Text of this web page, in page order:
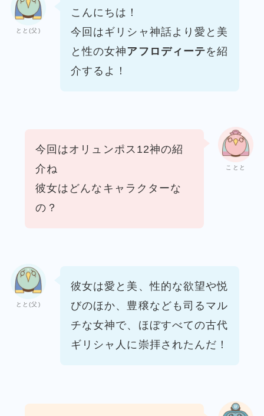
とと(父)
こんにちは！
今回はギリシャ神話より愛と美
と性の女神アフロディーテを紹
介するよ！
ことと
今回はオリュンポス12神の紹
介ね
彼女はどんなキャラクターな
の？
とと(父)
彼女は愛と美、性的な欲望や悦
びのほか、豊穣なども司るマル
チな女神で、ほぼすべての古代
ギリシャ人に崇拝されたんだ！